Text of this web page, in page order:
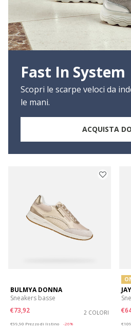
Fast In System
Scopri le scarpe veloci da
le mani.
ACQUISTA
BULMYA DONNA
Sneakers basse
€73,92
2 COLORI
€99,90 Prezzo di listino
-26%